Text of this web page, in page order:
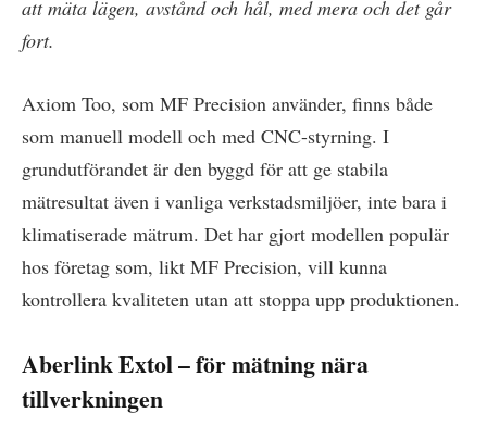
att mäta lägen, avstånd och hål, med mera och det går
fort.
Axiom Too, som MF Precision använder, finns både
som manuell modell och med CNC-styrning. I
grundutförandet är den byggd för att ge stabila
mätresultat även i vanliga verkstadsmiljöer, inte bara i
klimatiserade mätrum. Det har gjort modellen populär
hos företag som, likt MF Precision, vill kunna
kontrollera kvaliteten utan att stoppa upp produktionen.
Aberlink Extol – för mätning nära
tillverkningen